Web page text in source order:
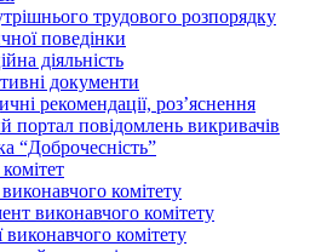
трудового розпорядку
поведінки
діяльність
документи
рекомендації, роз’яснення
портал повідомлень викривачів
“Доброчесність”
комітету
виконавчого комітету
виконавчого комітету